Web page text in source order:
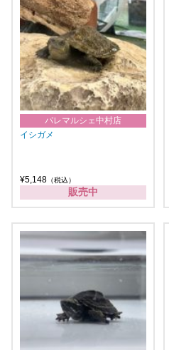
パレマルシェ中村店
イシガメ
¥5,148 （税込）
販売中